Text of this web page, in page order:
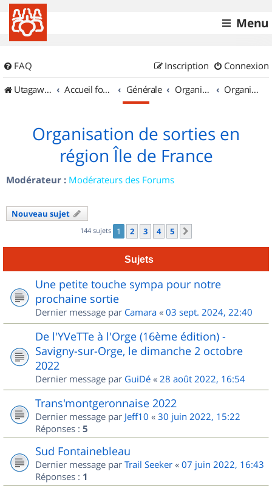
Menu
FAQ Connexion
Inscription
UtagawaVTT (Randos VTT et VTTAE avec traces GPS)
Accueil forum Générale Organisation de sorties & Recherche de partenaires Organisation de sorties en région Île de France
Organisation de sorties en
région Île de France
Modérateur : Modérateurs des Forums
Nouveau sujet
144 sujets 1 2 3 4 5
Sujets
Une petite touche sympa pour notre
prochaine sortie
Dernier message par Camara « 03 sept. 2024, 22:40
De l'YVeTTe à l'Orge (16ème édition) -
Savigny-sur-Orge, le dimanche 2 octobre
2022
Dernier message par GuiDé « 28 août 2022, 16:54
Trans'montgeronnaise 2022
Dernier message par Jeff10 « 30 juin 2022, 15:22
Réponses : 5
Sud Fontainebleau
Dernier message par Trail Seeker « 07 juin 2022, 16:43
Réponses : 1